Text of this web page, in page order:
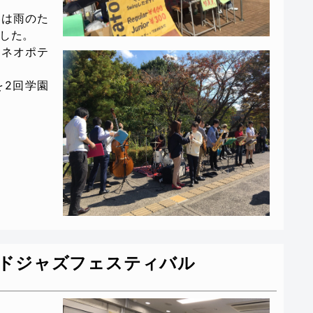
雨のた
た。
オポテ
2回学園
ジャズフェスティバル